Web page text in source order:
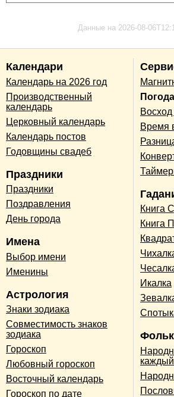
Данные на 2026-08-
Календари
Календарь на 2026 год
Производственный
календарь
Церковный календарь
Календарь постов
Годовщины свадеб
Праздники
Праздники
Поздравления
День города
Имена
Выбор имени
Именины
Астрология
Знаки зодиака
Совместимость знаков
зодиака
Гороскоп
Любовный гороскоп
Восточный календарь
Гороскоп по дате
Погода
Время
Книга
Книга
Икалка